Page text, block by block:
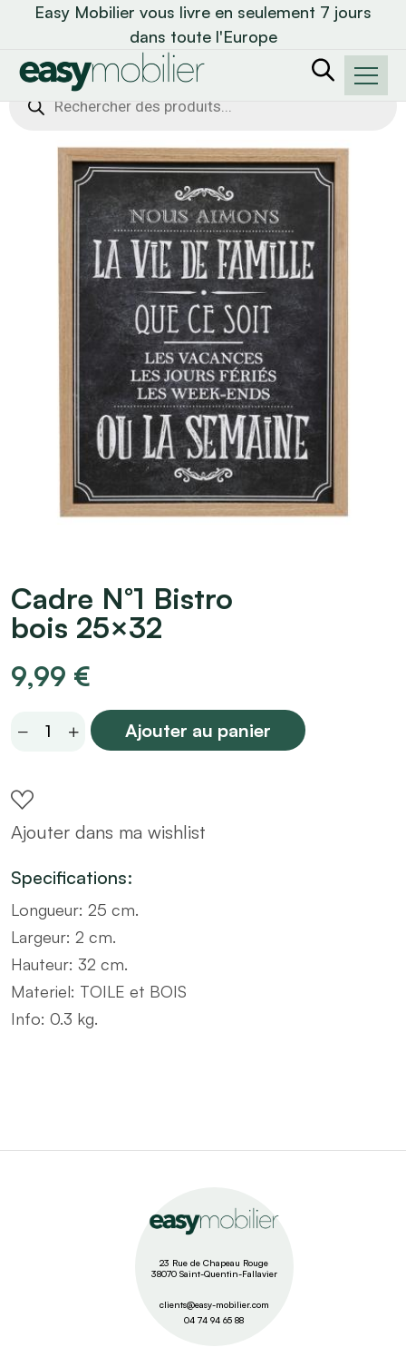
Easy Mobilier vous livre en seulement 7 jours
dans toute l'Europe
Recherche
de
Cadre N°1 Bistro
bois 25×32
9,99 €
Cadre
bois
25x32
Ajouter au panier
Ajouter dans ma wishlist
Specifications:
Longueur: 25 cm.
Largeur: 2 cm.
Hauteur: 32 cm.
Materiel: TOILE et BOIS
Info: 0.3 kg.
23 Rue de Chapeau Rouge
38070 Saint-Quentin-Fallavier
clients@easy-mobilier.com
04 74 94 65 88